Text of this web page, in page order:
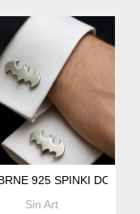
JASPISEM. IDEALNY
925 SPINKI DO
Sin Art